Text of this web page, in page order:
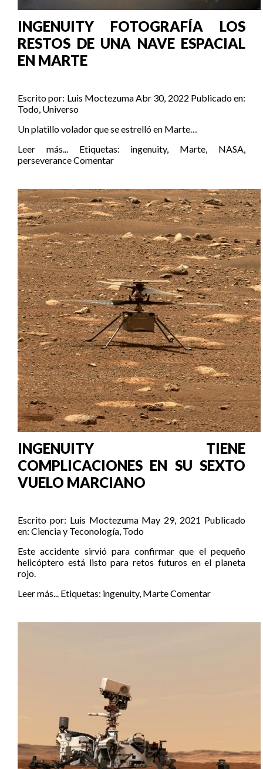
INGENUITY FOTOGRAFÍA LOS
RESTOS DE UNA NAVE ESPACIAL
EN MARTE
Escrito por: Luis MoctezumaAbr 30, 2022 Publicado en:
Todo, Universo
Un platillo volador que se estrelló en Marte…
Leer más...
Etiquetas: ingenuity, Marte, NASA,
perseveranceComentar
INGENUITY TIENE
COMPLICACIONES EN SU SEXTO
VUELO MARCIANO
Escrito por: Luis Moctezuma May 29, 2021 Publicado
en: Ciencia y Teconología, Todo
Este accidente sirvió para confirmar que el pequeño
helicóptero está listo para retos futuros en el planeta
rojo.
Leer más... Etiquetas: ingenuity, MarteComentar